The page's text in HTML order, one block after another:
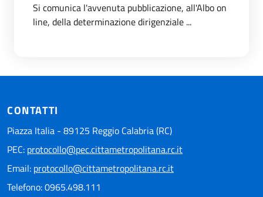
Si comunica l'avvenuta pubblicazione, all'Albo on
line, della determinazione dirigenziale ...
CONTATTI
Piazza Italia - 89125 Reggio Calabria (RC)
PEC: protocollo@pec.cittametropolitana.rc.it
Email: protocollo@cittametropolitana.rc.it
Telefono: 0965.498.111